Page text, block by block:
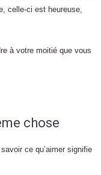
celle-ci est heureuse,
à votre moitié que vous
chose
ce qu’aimer signifie